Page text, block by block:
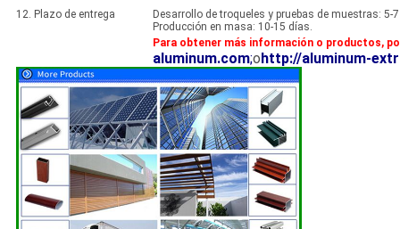
12. Plazo de entrega
Desarrollo de troqueles y pruebas de muestras: 5-
Producción en masa: 10-15 días.
Para obtener más información o productos,
aluminum.com;o http://aluminum-